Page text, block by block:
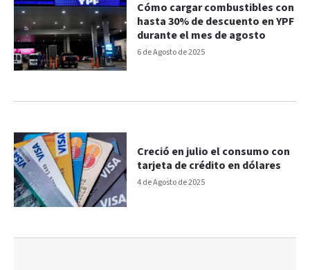
6 de Agosto de 2025
Cómo cargar combustibles con
hasta 30% de descuento en YPF
durante el mes de agosto
4 de Agosto de 2025
Creció en julio el consumo con
tarjeta de crédito en dólares